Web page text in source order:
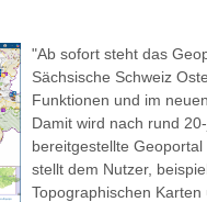
"Ab sofort steht das
Sächsische Schweiz
Funktionen und im
Damit wird nach rund
bereitgestellte
stellt dem Nutzer,
Topographischen